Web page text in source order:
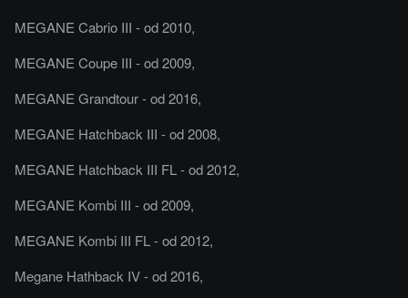
MEGANE Cabrio III - od 2010,
MEGANE Coupe III - od 2009,
MEGANE Grandtour - od 2016,
MEGANE Hatchback III - od 2008,
MEGANE Hatchback III FL - od 2012,
MEGANE Kombi III - od 2009,
MEGANE Kombi III FL - od 2012,
Megane Hathback IV - od 2016,